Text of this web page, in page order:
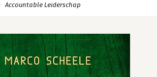
Accountable Leiderschap